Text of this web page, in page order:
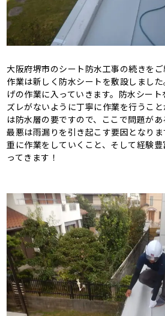
大阪府堺市のシート防水工事の続きを
作業は新しく防水シートを敷設しまし
げの作業に入っていきます。防水シー
ズレがないように丁寧に作業を行うこ
は防水層の要ですので、ここで問題があ
最悪は雨漏りを引き起こす要因となり
重に作業をしていくこと、そして経験
ってきます！